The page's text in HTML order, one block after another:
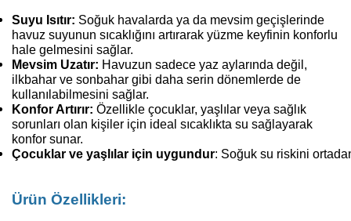
Suyu Isıtır: Soğuk havalarda ya da mevsim geçişlerinde
havuz suyunun sıcaklığını artırarak yüzme keyfinin konforlu
hale gelmesini sağlar.
Mevsim Uzatır: Havuzun sadece yaz aylarında değil,
ilkbahar ve sonbahar gibi daha serin dönemlerde de
kullanılabilmesini sağlar.
Konfor Artırır: Özellikle çocuklar, yaşlılar veya sağlık
sorunları olan kişiler için ideal sıcaklıkta su sağlayarak
konfor sunar.
Çocuklar ve yaşlılar için uygundur: Soğuk su riskini
Ürün Özellikleri: